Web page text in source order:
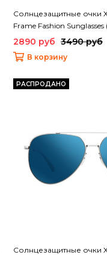
Солнцезащитные очки
Frame Fashion Sunglasses
2890 руб 3490 руб
В корзину
РАСПРОДАНО
Солнцезащитные очки